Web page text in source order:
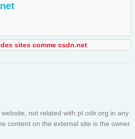
sites comme csdn.net
not related with pt.odir.org in any
content on the external site is the owner